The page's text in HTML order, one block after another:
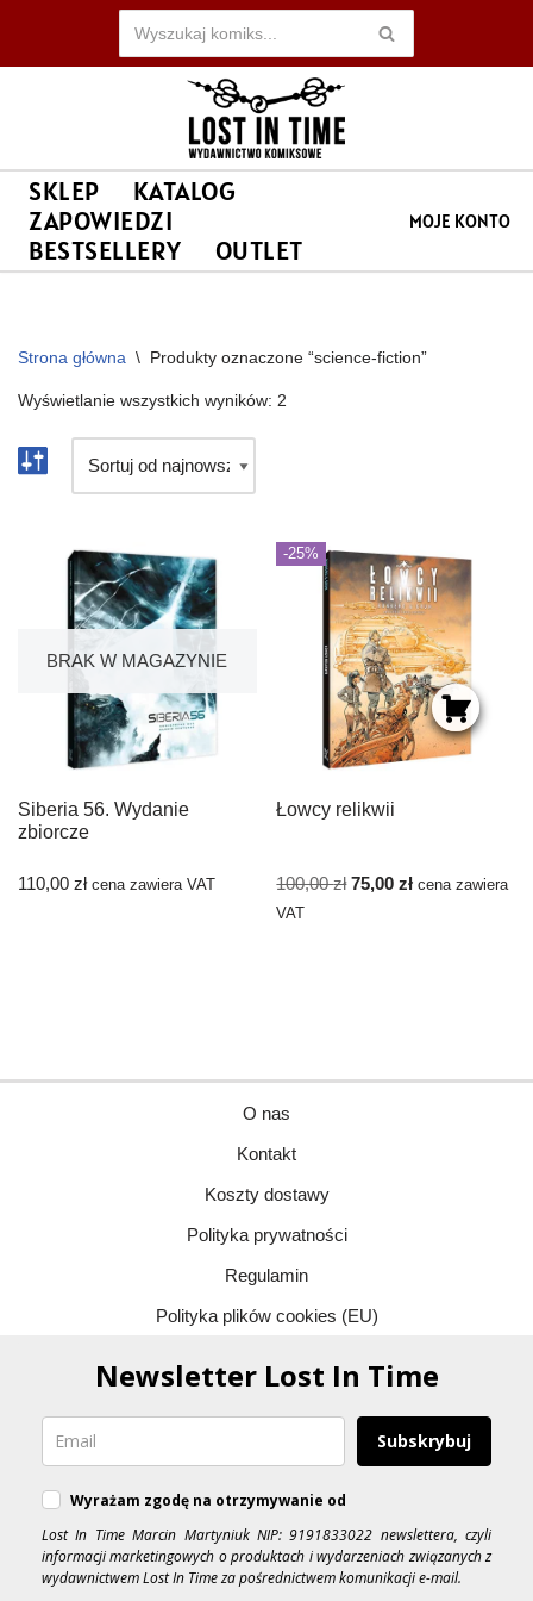
Przejdź
SKLEP
KATALOG
ZAPOWIEDZI
BESTSELLERY
OUTLET
MOJE KONTO
Strona główna \ Produkty oznaczone “science-fiction”
Wyświetlanie wszystkich wyników: 2
BRAK W MAGAZYNIE
Siberia 56. Wydanie
zbiorcze
110,00 zł cena zawiera VAT
-25%
Łowcy relikwii
100,00zł 75,00zł cena zawiera
VAT
O nas
Kontakt
Koszty dostawy
Polityka prywatności
Regulamin
Polityka plików cookies (EU)
Newsletter Lost In Time
Subskrybuj
Wyrażam zgodę na otrzymywanie od
Lost In Time Marcin Martyniuk NIP: 9191833022 newslettera, czyli
informacji marketingowych o produktach i wydarzeniach związanych z
wydawnictwem Lost In Time za pośrednictwem komunikacji e-mail.